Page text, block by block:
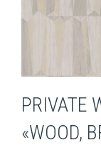
PRIVATE
«WOOD,